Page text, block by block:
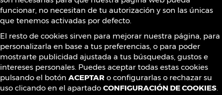
funcionar, no necesitan de tu autorización y son las únicas
que tenemos activadas por defecto.
El resto de cookies sirven para mejorar nuestra página, para
personalizarla en base a tus preferencias, o para poder
mostrarte publicidad ajustada a tus búsquedas, gustos e
intereses personales. Puedes aceptar todas estas cookies
pulsando el botón ACEPTAR o configurarlas o rechazar su
uso clicando en el apartado CONFIGURACIÓN DE COOKIES.
¡Síguenos!